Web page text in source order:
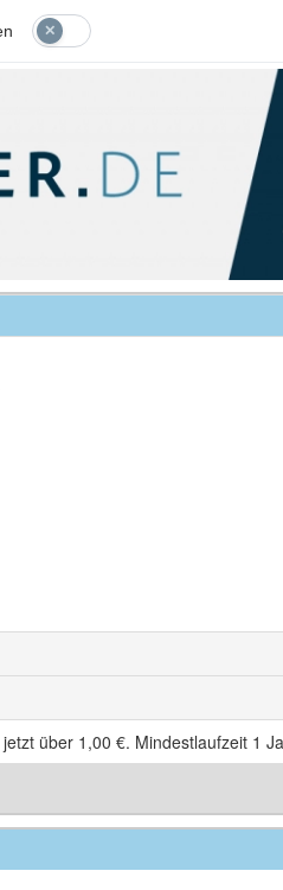
über 1,00 €. Mindestlaufzeit 1